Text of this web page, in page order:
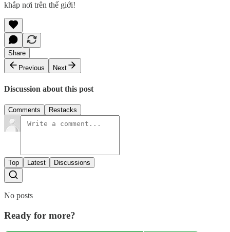
khắp nơi trên thế giới!
Share
Previous
Next
Discussion about this post
Comments Restacks
Top Latest Discussions
No posts
Ready for more?